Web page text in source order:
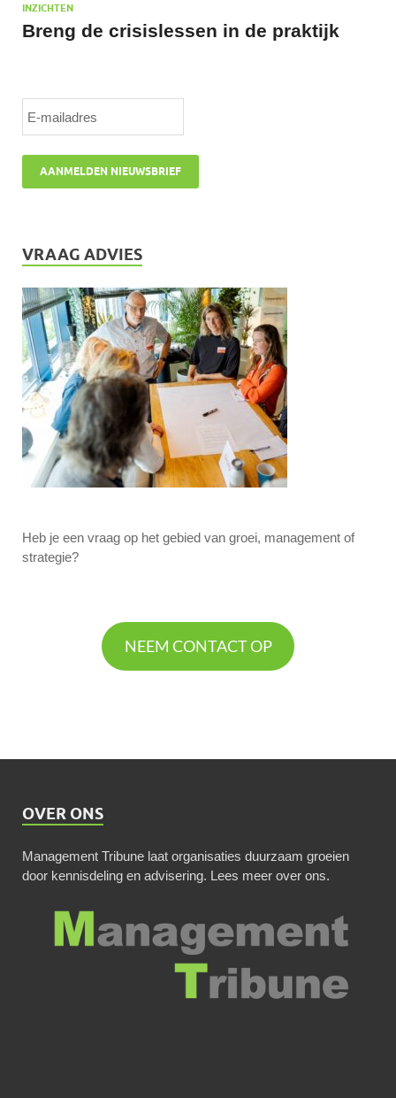
INZICHTEN
Breng de crisislessen in de praktijk
VRAAG ADVIES
Heb je een vraag op het gebied van groei, management of
strategie?
NEEM CONTACT OP
OVER ONS
Management Tribune laat organisaties duurzaam groeien
door kennisdeling en advisering. Lees meer over ons.